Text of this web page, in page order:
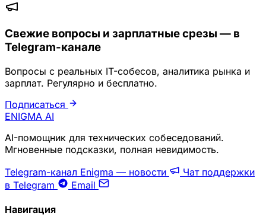
Свежие вопросы и зарплатные срезы — в
Telegram-канале
Вопросы с реальных IT-собесов, аналитика рынка и
зарплат. Регулярно и бесплатно.
Подписаться
ENIGMA AI
AI-помощник для технических собеседований.
Мгновенные подсказки, полная невидимость.
Telegram-канал Enigma — новости
Чат поддержки
в Telegram
Email
Навигация